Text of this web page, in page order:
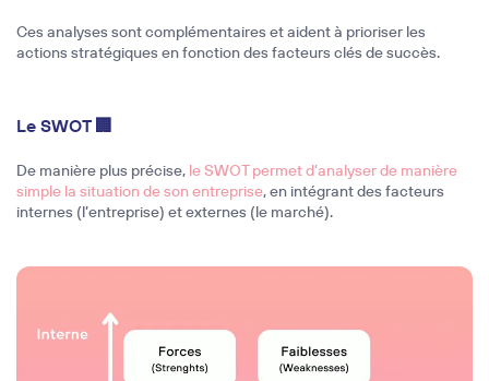
Ces analyses sont complémentaires et aident à prioriser les
actions stratégiques en fonction des facteurs clés de succès.
Le SWOT 🏢
De manière plus précise, le SWOT permet d’analyser de manière
simple la situation de son entreprise, en intégrant des facteurs
internes (l’entreprise) et externes (le marché).